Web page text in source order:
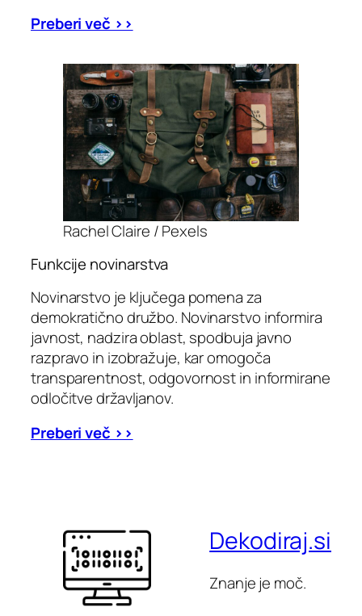
Preberi več >>
Rachel Claire / Pexels
Funkcije novinarstva
Novinarstvo je ključega pomena za
demokratično družbo. Novinarstvo informira
javnost, nadzira oblast, spodbuja javno
razpravo in izobražuje, kar omogoča
transparentnost, odgovornost in informirane
odločitve državljanov.
Preberi več >>
Dekodiraj.si
Znanje je moč.